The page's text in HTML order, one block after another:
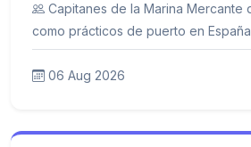
Capitanes de la Marina
como prácticos de puerto en España
06 Aug 2026